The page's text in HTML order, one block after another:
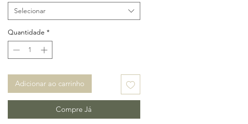
Selecionar
Quantidade *
Adicionar ao carrinho
Compre Já